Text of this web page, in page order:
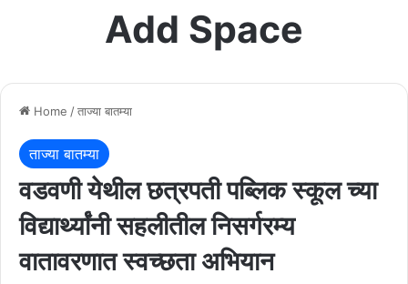
Add Space
Home /ताज्या बातम्या
ताज्या बातम्या
वडवणी येथील छत्रपती पब्लिक स्कूल च्या
विद्यार्थ्यांनी सहलीतील निसर्गरम्य
वातावरणात स्वच्छता अभियान